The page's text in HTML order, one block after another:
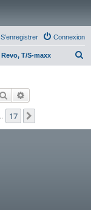
Connexion
S’enregistrer
Revo, T/S-maxx
Rechercher
17